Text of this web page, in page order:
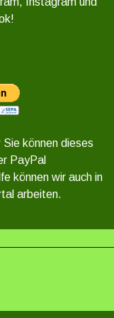
können dieses
PayPal
können wir auch in
arbeiten.